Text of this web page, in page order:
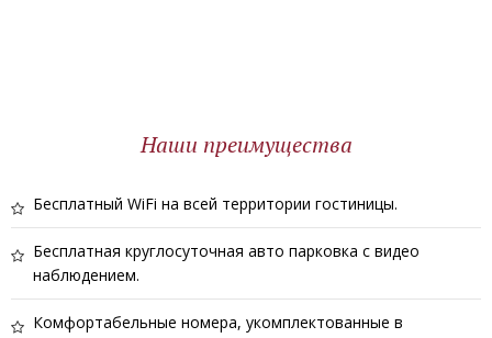
Наши преимущества
Бесплатный WiFi на всей территории гостиницы.
Бесплатная круглосуточная авто парковка с видео
наблюдением.
Комфортабельные номера, укомплектованные в